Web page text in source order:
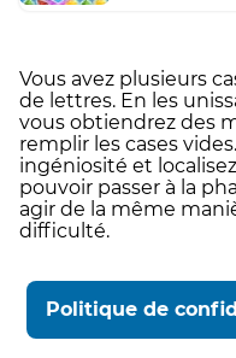
Vous avez plusieurs
de lettres. En les
vous obtiendrez des
remplir les cases
ingéniosité et
pouvoir passer à la
agir de la même
difficulté.
Politique de